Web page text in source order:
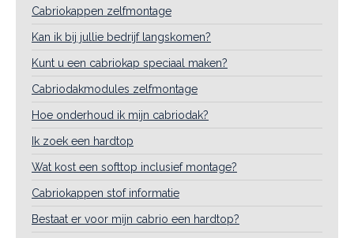
Cabriokappen zelfmontage
Kan ik bij jullie bedrijf langskomen?
Kunt u een cabriokap speciaal maken?
Cabriodakmodules zelfmontage
Hoe onderhoud ik mijn cabriodak?
Ik zoek een hardtop
Wat kost een softtop inclusief montage?
Cabriokappen stof informatie
Bestaat er voor mijn cabrio een hardtop?